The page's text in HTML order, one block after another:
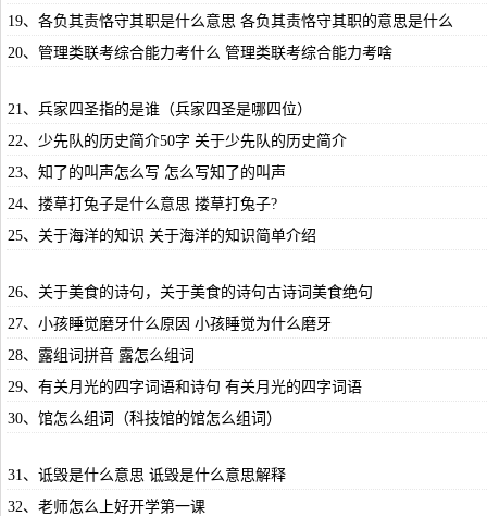
19、各负其责恪守其职是什么意思 各负其责恪守其职的意思是什么
20、管理类联考综合能力考什么 管理类联考综合能力考啥
21、兵家四圣指的是谁（兵家四圣是哪四位）
22、少先队的历史简介50字 关于少先队的历史简介
23、知了的叫声怎么写 怎么写知了的叫声
24、搂草打兔子是什么意思 搂草打兔子?
25、关于海洋的知识 关于海洋的知识简单介绍
26、关于美食的诗句，关于美食的诗句古诗词美食绝句
27、小孩睡觉磨牙什么原因 小孩睡觉为什么磨牙
28、露组词拼音 露怎么组词
29、有关月光的四字词语和诗句 有关月光的四字词语
30、馆怎么组词（科技馆的馆怎么组词）
31、诋毁是什么意思 诋毁是什么意思解释
32、老师怎么上好开学第一课